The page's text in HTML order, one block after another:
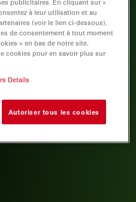
publicitaires. En cliquant sur «
à leur utilisation et au
(voir le lien ci-dessous).
de consentement à tout moment
» en bas de notre site.
cookies pour en savoir plus sur
Details
Autoriser tous les cookies